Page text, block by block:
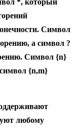
*, который
Символ
а символ ?
Символ {n}
{n,m}
любому